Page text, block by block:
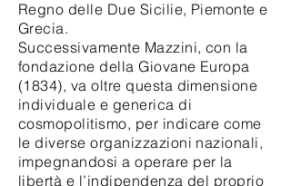
Regno delle Due Sicilie, Piemonte e
Grecia.
Successivamente Mazzini, con la
fondazione della Giovane Europa
(1834), va oltre questa dimensione
individuale e generica di
cosmopolitismo, per indicare come
le diverse organizzazioni nazionali,
impegnandosi a operare per la
libertà e l’indipendenza del proprio